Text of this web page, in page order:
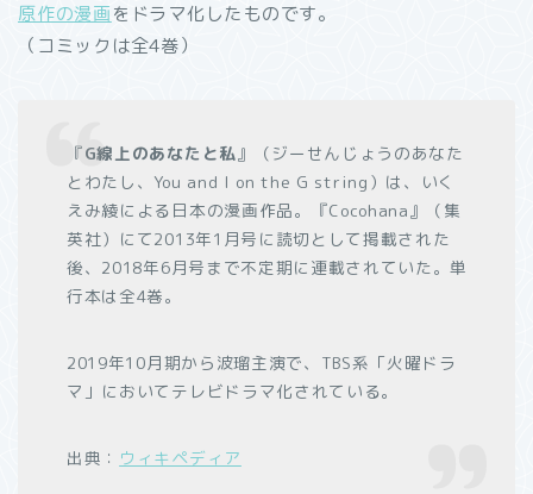
原作の漫画をドラマ化したものです。
（コミックは全4巻）
『G線上のあなたと私』（ジーせんじょうのあなた
とわたし、 You and I on the G string ）は、いく
えみ綾による日本の漫画作品。『Cocohana』（集
英社）にて2013年1月号に読切として掲載された
後、2018年6月号まで不定期に連載されていた。単
行本は全4巻。
2019年10月期から波瑠主演で、TBS系「火曜ドラ
マ」においてテレビドラマ化されている。
出典： ウィキペディア